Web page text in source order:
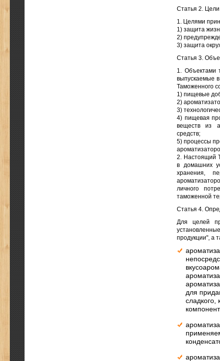
Статья 2.
1. Целями
1) защита
2)
3) защита
Статья 3.
1. Объектами
выпускаемые
Таможенного
1) пищевые
2)
3)
4) пищевая
веществ из
средств;
5) процессы
2. Настоящий
в домашних
хранения,
личного
таможенной
Статья 4.
Для целей
продукции", а
для
сладкого,